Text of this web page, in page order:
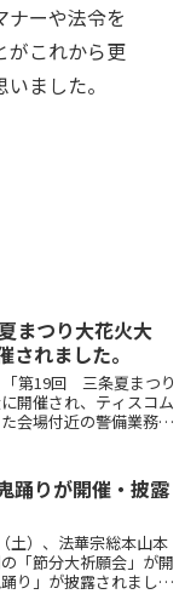
ナーや法令を
がこれから更
ました。
まつり大花火大
されました。
第19回 三条夏まつり
開催され、ティスコム
会場付近の警備業務を
ったのですが、そ...
踊りが開催・披露
土）、法華宗総本山本
「節分大祈願会」が開
り」が披露されまし